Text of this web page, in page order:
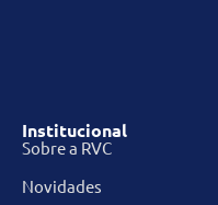
Institucional
Sobre a RVC
Novidades